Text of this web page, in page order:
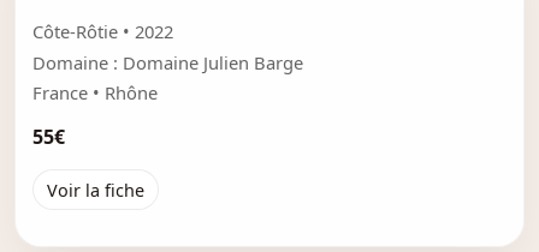
Côte-Rôtie • 2022
Domaine : Domaine Julien Barge
France • Rhône
55€
Voir la fiche